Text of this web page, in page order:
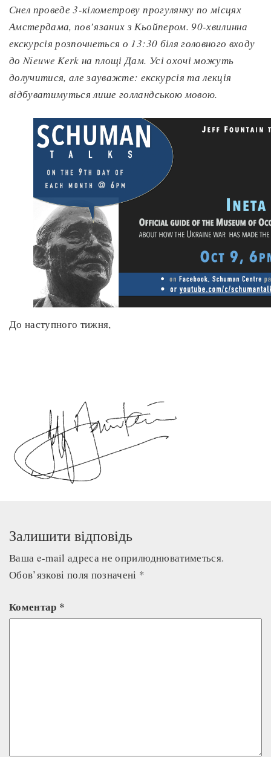
Снел проведе 3-кілометрову прогулянку по місцях
Амстердама, пов’язаних з Кьойпером. 90-хвилинна
екскурсія розпочнеться о 13:30 біля головного входу
до Nieuwe Kerk на площі Дам. Усі охочі можуть
долучитися, але зауважте: екскурсія та лекція
відбуватимуться лише голландською мовою.
До наступного тижня,
Залишити відповідь
Ваша e-mail адреса не оприлюднюватиметься.
Обов’язкові поля позначені *
Коментар *